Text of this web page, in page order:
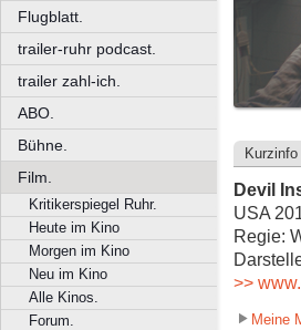
Flugblatt.
trailer-ruhr podcast.
trailer zahl-ich.
ABO.
Bühne.
Film.
Kritikerspiegel Ruhr.
Heute im Kino
Morgen im Kino
Neu im Kino
Alle Kinos.
Forum.
Kurzinfo
Devil
USA
Regie:
>>
Meine